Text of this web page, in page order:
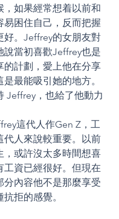
，如果經常想着以前和
易困住自己，反而把握
好。Jeffrey的女朋友對
說當初喜歡Jeffrey也是
的計劃，愛上他在分享
最能吸引她的地方。
Jeffrey，也給了他動力
這代人作Gen Z，工
代人來說較重要。以前
，或許沒太多時間想喜
工資已經很好。但現在
分內容他不是那麼享受
拒的感覺。